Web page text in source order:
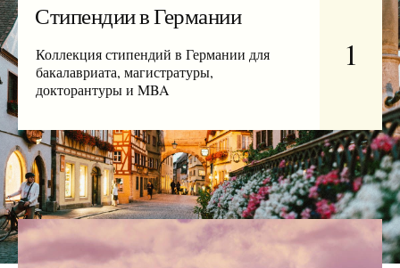
Стипендии в Германии
Коллекция стипендий в Германии для
бакалавриата, магистратуры,
докторантуры и MBA
1